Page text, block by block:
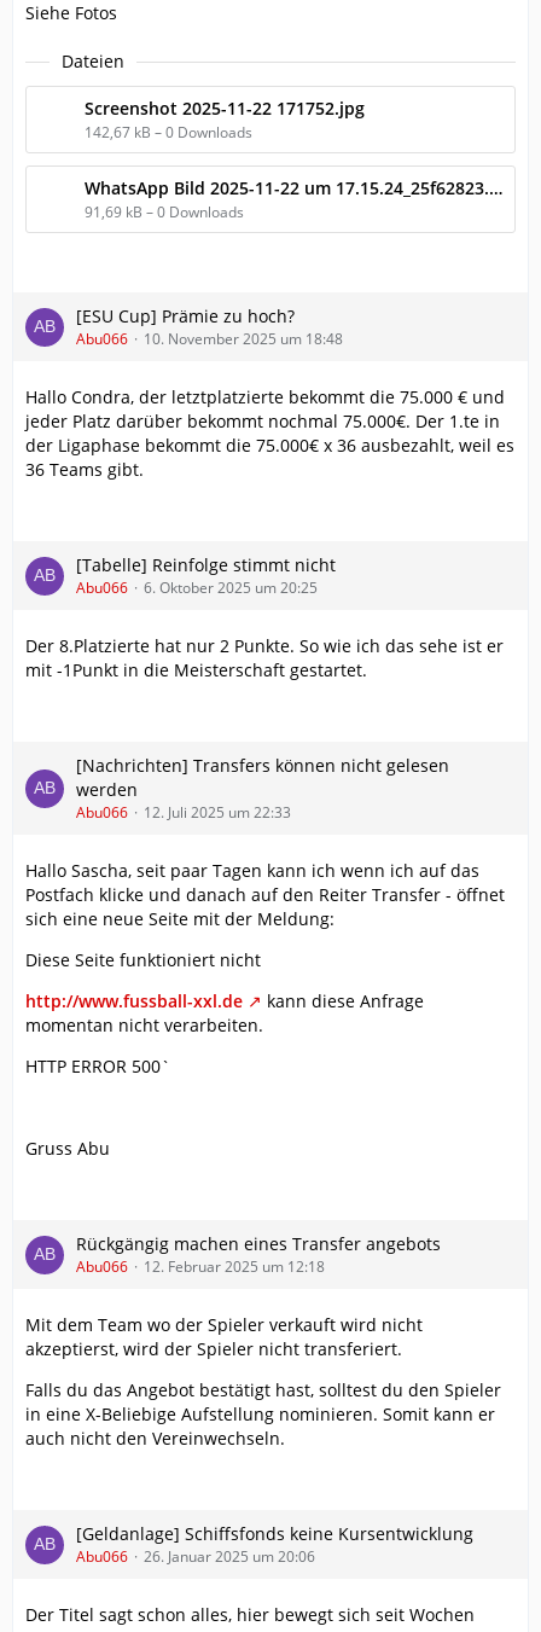
Siehe Fotos
Dateien
Screenshot 2025-11-22 171752.jpg
142,67 kB – 0 Downloads
WhatsApp Bild 2025-11-22 um 17.15.24_25f62823.jpg
91,69 kB – 0 Downloads
[ESU Cup] Prämie zu hoch?
Abu066 10. November 2025 um 18:48
Hallo Condra, der letztplatzierte bekommt die 75.000 € und
jeder Platz darüber bekommt nochmal 75.000€. Der 1.te in
der Ligaphase bekommt die 75.000€ x 36 ausbezahlt, weil es
36 Teams gibt.
[Tabelle] Reinfolge stimmt nicht
Abu066 6. Oktober 2025 um 20:25
Der 8.Platzierte hat nur 2 Punkte. So wie ich das sehe ist er
mit -1Punkt in die Meisterschaft gestartet.
[Nachrichten] Transfers können nicht gelesen
werden
Abu066 12. Juli 2025 um 22:33
Hallo Sascha, seit paar Tagen kann ich wenn ich auf das
Postfach klicke und danach auf den Reiter Transfer - öffnet
sich eine neue Seite mit der Meldung:
Diese Seite funktioniert nicht
http://www.fussball-xxl.de
kann diese Anfrage
momentan nicht verarbeiten.
HTTP ERROR 500`
Gruss Abu
Rückgängig machen eines Transfer angebots
Abu066 12. Februar 2025 um 12:18
Mit dem Team wo der Spieler verkauft wird nicht
akzeptierst, wird der Spieler nicht transferiert.
Falls du das Angebot bestätigt hast, solltest du den Spieler
in eine X-Beliebige Aufstellung nominieren. Somit kann er
auch nicht den Vereinwechseln.
[Geldanlage] Schiffsfonds keine Kursentwicklung
Abu066 26. Januar 2025 um 20:06
Der Titel sagt schon alles, hier bewegt sich seit Wochen